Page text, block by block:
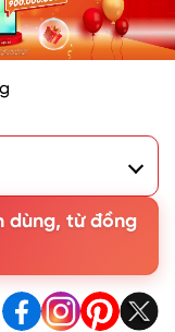
dùng, từ đồng